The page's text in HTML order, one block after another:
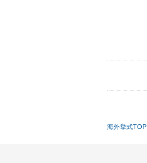
海外挙式TOP